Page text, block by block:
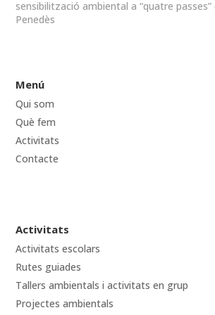
sensibilització ambiental a “quatre
Penedès
Menú
Qui som
Què fem
Activitats
Contacte
Activitats
Activitats escolars
Rutes guiades
Tallers ambientals i activitats en grup
Projectes ambientals